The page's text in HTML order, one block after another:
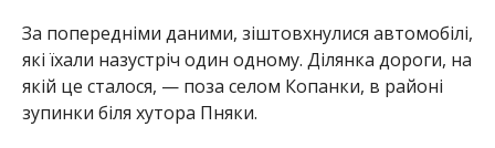
За попередніми даними, зіштовхнулися автомобілі,
які їхали назустріч один одному. Ділянка дороги, на
якій це сталося, — поза селом Копанки, в районі
зупинки біля хутора Пняки.